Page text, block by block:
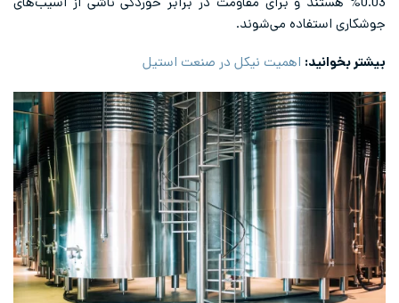
جوشکاری استفاده می‌شوند.
بیشتر بخوانید: اهمیت نیکل در صنعت استیل